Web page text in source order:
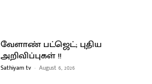
வேளாண் பட்ஜெட்; புதிய
அறிவிப்புகள் !!
Sathiyam tv - August 6, 2026